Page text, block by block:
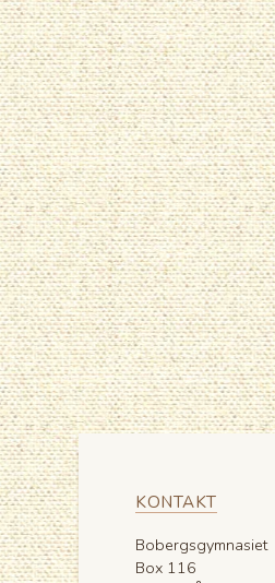
KONTAKT
Bobergsgymnasiet
Box 116